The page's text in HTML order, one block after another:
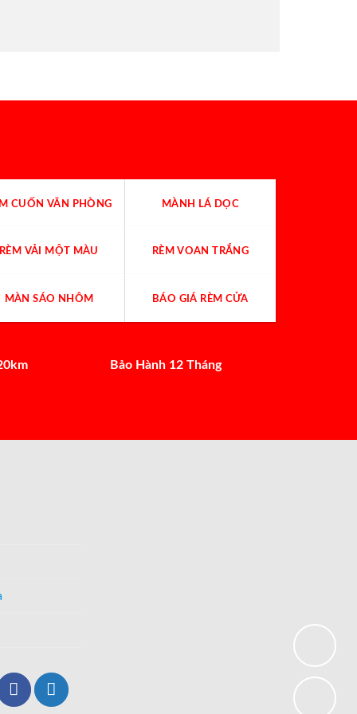
CUỐN VĂN PHÒNG MÀNH LÁ DỌC
RÈM VẢI MỘT MÀU RÈM VOAN TRẮNG
MÀN SÁO NHÔM BÁO GIÁ RÈM CỬA
Bảo Hành 12 Tháng